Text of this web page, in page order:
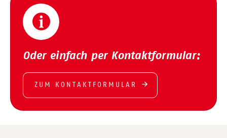
Oder einfach per Kontaktformular:
ZUM KONTAKTFORMULAR